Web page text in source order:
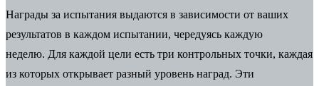
Награды за испытания выдаются в зависимости от ваших
результатов в каждом испытании, чередуясь каждую
неделю. Для каждой цели есть три контрольных точки, каждая
из которых открывает разный уровень наград. Эти